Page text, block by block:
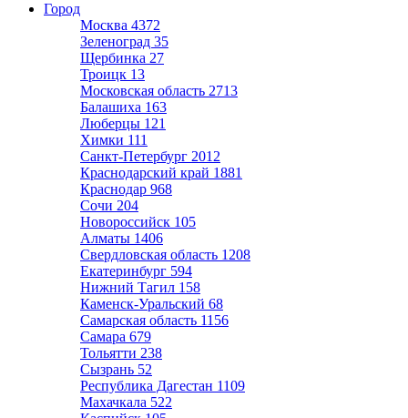
Город
Москва 4372
Зеленоград 35
Щербинка 27
Троицк 13
Московская область 2713
Балашиха 163
Люберцы 121
Химки 111
Санкт-Петербург 2012
Краснодарский край 1881
Краснодар 968
Сочи 204
Новороссийск 105
Алматы 1406
Свердловская область 1208
Екатеринбург 594
Нижний Тагил 158
Каменск-Уральский 68
Самарская область 1156
Самара 679
Тольятти 238
Сызрань 52
Республика Дагестан 1109
Махачкала 522